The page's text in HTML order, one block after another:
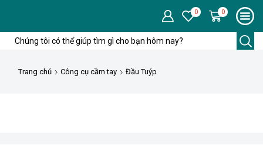
0 0
Trường
kiếm
Trang chủ Công cụ cầm tay Đầu Tuýp